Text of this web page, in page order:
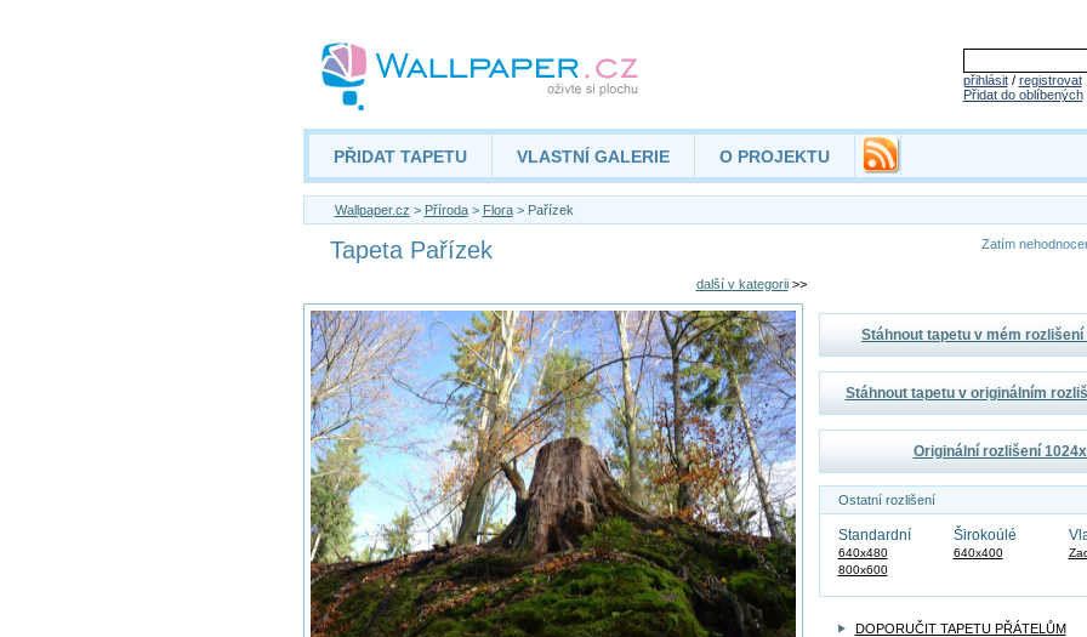
přihlásit/ registrovat
Přidat do oblíbených
PŘIDAT TAPETU VLASTNÍ GALERIE O PROJEKTU
Wallpaper.cz > Příroda> Flora> Pařízek
Tapeta Pařízek Zatím
další v kategorii>>
Stáhnout tapetu v mém rozlišení
Stáhnout tapetu v originálním
Originální rozlišení
Ostatní rozlišení
Standardní
640x480
800x600
Širokoúlé
640x400
DOPORUČIT TAPETU PŘÁTELŮM